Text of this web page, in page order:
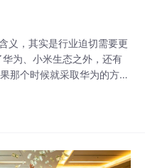
义，其实是行业迫切需要更
为、小米生态之外，还有
那个时候就采取华为的方
，于是有了 酷似保时捷的